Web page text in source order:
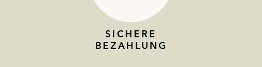
SICHERE
BEZAHLUNG